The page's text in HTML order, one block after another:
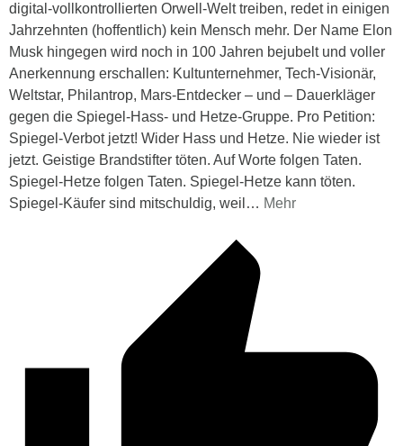
digital-vollkontrollierten Orwell-Welt treiben, redet in einigen
Jahrzehnten (hoffentlich) kein Mensch mehr. Der Name Elon
Musk hingegen wird noch in 100 Jahren bejubelt und voller
Anerkennung erschallen: Kultunternehmer, Tech-Visionär,
Weltstar, Philantrop, Mars-Entdecker – und – Dauerkläger
gegen die Spiegel-Hass- und Hetze-Gruppe. Pro Petition:
Spiegel-Verbot jetzt! Wider Hass und Hetze. Nie wieder ist
jetzt. Geistige Brandstifter töten. Auf Worte folgen Taten.
Spiegel-Hetze folgen Taten. Spiegel-Hetze kann töten.
Spiegel-Käufer sind mitschuldig, weil … Mehr